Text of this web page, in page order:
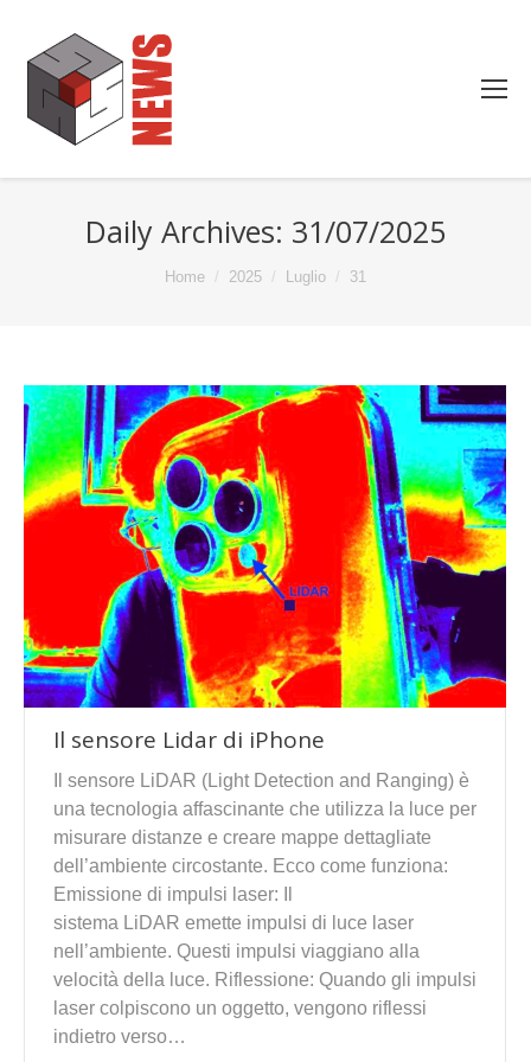
Daily Archives: 31/07/2025
Home 2025 Luglio 31
Il sensore Lidar di iPhone
Il sensore LiDAR (Light Detection and Ranging) è
una tecnologia affascinante che utilizza la luce per
misurare distanze e creare mappe dettagliate
dell’ambiente circostante. Ecco come funziona:
Emissione di impulsi laser: Il
sistema LiDAR emette impulsi di luce laser
nell’ambiente. Questi impulsi viaggiano alla
velocità della luce. Riflessione: Quando gli impulsi
laser colpiscono un oggetto, vengono riflessi
indietro verso…